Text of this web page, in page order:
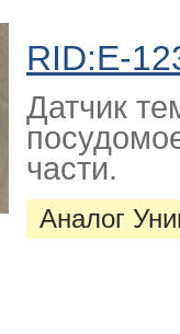
RID:E-
Датчик
части.
Аналог